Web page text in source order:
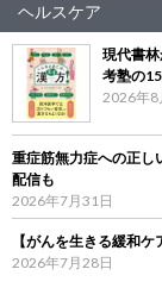
ヘルスケア
現代書
考塾の
2026年8
重症筋無力症への正
配信も
2026年7月31日
【がんを生きる緩和
2026年7月28日